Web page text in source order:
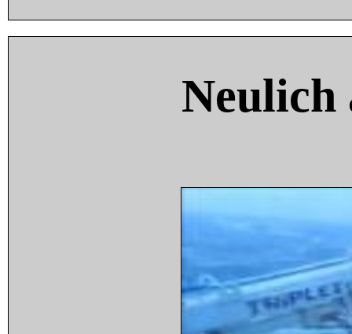
Neulich